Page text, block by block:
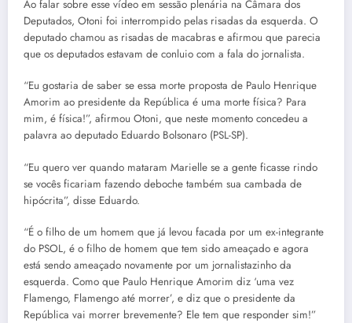
Ao falar sobre esse vídeo em sessão plenária na Câmara dos
Deputados, Otoni foi interrompido pelas risadas da esquerda. O
deputado chamou as risadas de macabras e afirmou que parecia
que os deputados estavam de conluio com a fala do jornalista.
“Eu gostaria de saber se essa morte proposta de Paulo Henrique
Amorim ao presidente da República é uma morte física? Para
mim, é física!”, afirmou Otoni, que neste momento concedeu a
palavra ao deputado Eduardo Bolsonaro (PSL-SP).
“Eu quero ver quando mataram Marielle se a gente ficasse rindo
se vocês ficariam fazendo deboche também sua cambada de
hipócrita”, disse Eduardo.
“É o filho de um homem que já levou facada por um ex-integrante
do PSOL, é o filho de homem que tem sido ameaçado e agora
está sendo ameaçado novamente por um jornalistazinho da
esquerda. Como que Paulo Henrique Amorim diz ‘uma vez
Flamengo, Flamengo até morrer’, e diz que o presidente da
República vai morrer brevemente? Ele tem que responder sim!”